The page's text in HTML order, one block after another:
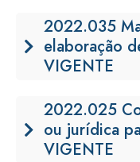
2022.035
elaboração
VIGENTE
2022.025
ou jurídica
VIGENTE